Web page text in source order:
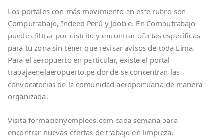
Los portales con más movimiento en este rubro son
Computrabajo, Indeed Perú y Jooble. En Computrabajo
puedes filtrar por distrito y encontrar ofertas específicas
para tu zona sin tener que revisar avisos de toda Lima.
Para el aeropuerto en particular, existe el portal
trabajaenelaeropuerto.pe donde se concentran las
convocatorias de la comunidad aeroportuaria de manera
organizada.
Visita formacionyempleos.com cada semana para
encontrar nuevas ofertas de trabajo en limpieza,